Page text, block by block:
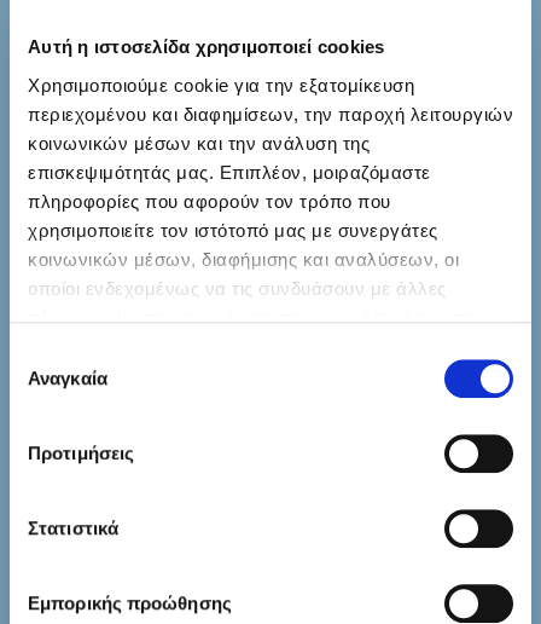
Αυτή η ιστοσελίδα χρησιμοποιεί cookies
Χρησιμοποιούμε cookie για την εξατομίκευση
περιεχομένου και διαφημίσεων, την παροχή λειτουργιών
κοινωνικών μέσων και την ανάλυση της
επισκεψιμότητάς μας. Επιπλέον, μοιραζόμαστε
πληροφορίες που αφορούν τον τρόπο που
χρησιμοποιείτε τον ιστότοπό μας με συνεργάτες
κοινωνικών μέσων, διαφήμισης και αναλύσεων, οι
οποίοι ενδεχομένως να τις συνδυάσουν με άλλες
των υπηρεσιών τους.
συγκατάθεσης
Αναγκαία
Προτιμήσεις
Στατιστικά
Εμπορικής προώθησης
2ο χλμ ?ρτας - Αγρινίου, 47100 ?ρτα
molonis_dimitris@yahoo.gr
6972886052
2681079115
automakrhs@yahoo.gr